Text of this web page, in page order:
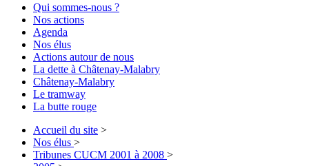
Qui sommes-nous ?
Nos actions
Agenda
Nos élus
Actions autour de nous
La dette à Châtenay-Malabry
Châtenay-Malabry
Le tramway
La butte rouge
Accueil du site >
Nos élus >
Tribunes CUCM 2001 à 2008 >